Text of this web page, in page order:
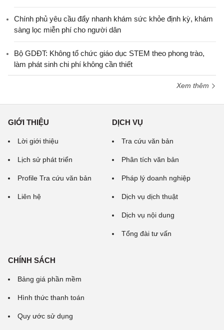
Chính phủ yêu cầu đẩy nhanh khám sức khỏe định kỳ, khám
sàng lọc miễn phí cho người dân
Bộ GDĐT: Không tổ chức giáo dục STEM theo phong trào,
làm phát sinh chi phí không cần thiết
Xem thêm
GIỚI THIỆU
Lời giới thiệu
Lịch sử phát triển
Profile Tra cứu văn bản
Liên hệ
DỊCH VỤ
Tra cứu văn bản
Phân tích văn bản
Pháp lý doanh nghiệp
Dịch vụ dịch thuật
Dịch vụ nội dung
Tổng đài tư vấn
CHÍNH SÁCH
Bảng giá phần mềm
Hình thức thanh toán
Quy ước sử dụng